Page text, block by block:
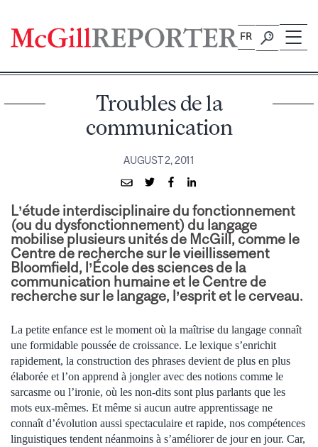
content
FR
Troubles de la
communication
AUGUST 2, 2011
L’étude interdisciplinaire du fonctionnement
(ou du dysfonctionnement) du langage
mobilise plusieurs unités de McGill, comme le
Centre de recherche sur le vieillissement
Bloomfield, l’École des sciences de la
communication humaine et le Centre de
recherche sur le langage, l’esprit et le cerveau.
La petite enfance est le moment où la maîtrise du langage connaît
une formidable poussée de croissance. Le lexique s’enrichit
rapidement, la construction des phrases devient de plus en plus
élaborée et l’on apprend à jongler avec des notions comme le
sarcasme ou l’ironie, où les non-dits sont plus parlants que les
mots eux-mêmes. Et même si aucun autre apprentissage ne
connaît d’évolution aussi spectaculaire et rapide, nos compétences
linguistiques tendent néanmoins à s’améliorer de jour en jour. Car,